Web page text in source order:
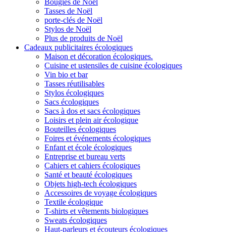
Tasses de Noël
porte-clés de Noël
Stylos de Noël
Plus de produits de Noël
Cadeaux publicitaires écologiques
Maison et décoration écologiques.
Cuisine et ustensiles de cuisine écologiques
Vin bio et bar
Tasses réutilisables
Stylos écologiques
Sacs écologiques
Sacs à dos et sacs écologiques
Loisirs et plein air écologique
Bouteilles écologiques
Foires et événements écologiques
Enfant et école écologiques
Entreprise et bureau verts
Cahiers et cahiers écologiques
Santé et beauté écologiques
Objets high-tech écologiques
Accessoires de voyage écologiques
Textile écologique
T-shirts et vêtements biologiques
Sweats écologiques
Haut-parleurs et écouteurs écologiques